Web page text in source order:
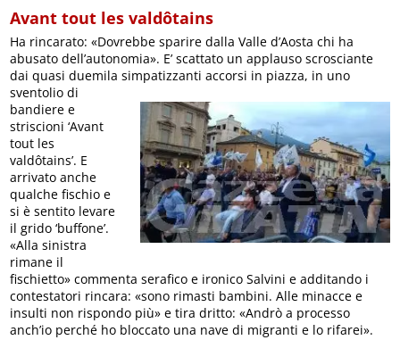
Avant tout les valdôtains
Ha rincarato: «Dovrebbe sparire dalla Valle d’Aosta chi ha
abusato dell’autonomia». E’ scattato un applauso scrosciante
dai quasi duemila simpatizzantiaccorsi in piazza, in uno
sventolio di
bandiere e
striscioni ‘Avant
tout les
valdôtains’. E
arrivato anche
qualche fischio e
si è sentito levare
il grido ‘buffone’.
«Alla sinistra
rimane il
fischietto» commenta serafico e ironico Salvini e additando i
contestatori rincara: «sono rimasti bambini. Alle minacce e
insulti non rispondo più» e tira dritto: «Andrò a processo
anch’io perché ho bloccato una nave di migranti e lo rifarei».